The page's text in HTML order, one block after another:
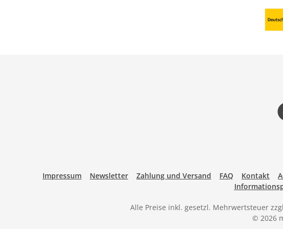
Impressum Newsletter Zahlung und Versand FAQ Kontakt
Alle Preise inkl. gesetzl. Mehrwertsteuer
© 2026